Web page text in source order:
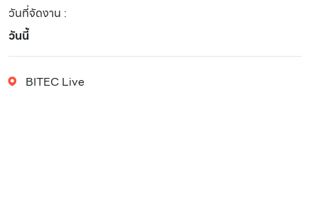
วันที่จัดงาน :
วันนี้
BITEC Live